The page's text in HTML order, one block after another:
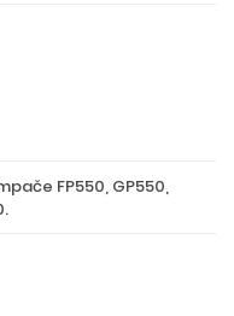
FP550, GP550,